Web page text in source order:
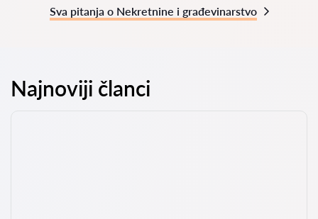
Sva pitanja o Nekretnine i građevinarstvo
Najnoviji članci